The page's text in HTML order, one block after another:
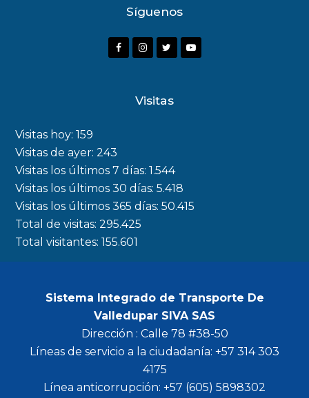
Síguenos
F
o
k
I
a
m
r
Y
Visitas
Visitas hoy:159
Visitas de ayer:243
Visitas los últimos 7 días:1.544
Visitas los últimos 30 días:5.418
Visitas los últimos 365 días:50.415
Total de visitas:295.425
Total visitantes:155.601
Sistema Integrado de Transporte De
Valledupar SIVA SAS
Dirección : Calle 78 #38-50
Líneas de servicio a la ciudadanía: +57 314 303
4175
Línea anticorrupción: +57 (605) 5898302